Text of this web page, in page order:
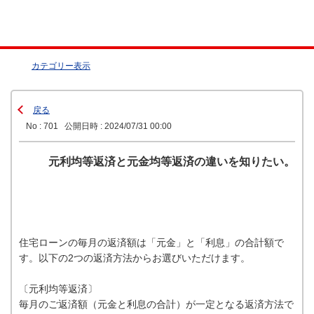
カテゴリー表示
戻る
No : 701
公開日時 : 2024/07/31 00:00
元利均等返済と元金均等返済の違いを知りたい。
住宅ローンの毎月の返済額は「元金」と「利息」の合計額で
す。以下の2つの返済方法からお選びいただけます。
〔元利均等返済〕
毎月のご返済額（元金と利息の合計）が一定となる返済方法で